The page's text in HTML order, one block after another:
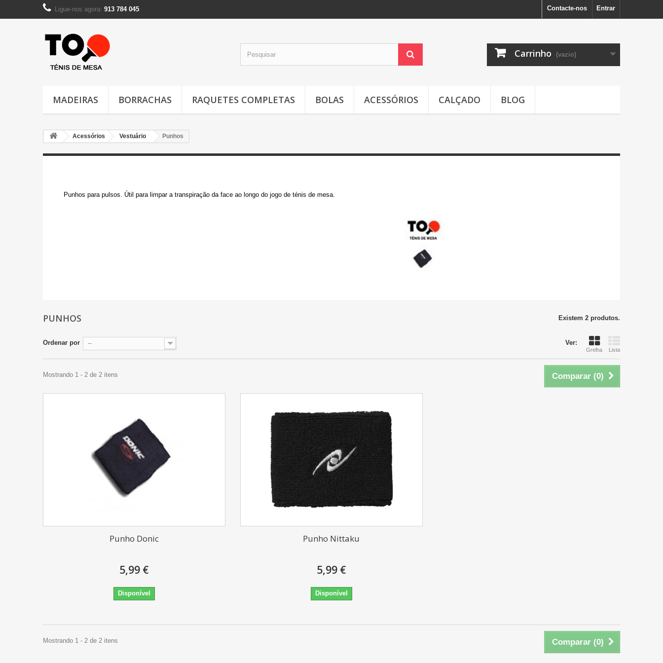
Entrar
Contacte-nos
Ligue-nos agora: 913 784 045
Carrinho (vazio)
MADEIRAS BORRACHAS RAQUETES COMPLETAS BOLAS ACESSÓRIOS CALÇADO BLOG
Acessórios Vestuário Punhos
Punhos para pulsos. Útil para limpar a transpiração da face ao longo do jogo de ténis de mesa.
PUNHOS Existem 2 produtos.
Ver:
Grelha Lista
Ordenar por --
Comparar (0)
Mostrando 1 - 2 de 2 itens
Punho Donic
5,99 €
Disponível
Punho Nittaku
5,99 €
Disponível
Comparar (0)
Mostrando 1 - 2 de 2 itens